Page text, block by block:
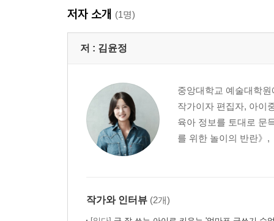
내게도 아낌없이 주는 존재가 있을까?
WRITING· 4 『아낌없이 주는 나무』를 읽고 글쓰
내 마음을 전하는 가장 확실한 방법은?
책 속 부록 학교 과제로 나오는 글쓰기 지도법 2 일
chapter3 위인전 제대로 읽고 제대로 글쓰기
위인전을 읽었지만 어떤 사람인지 설명하지 못하
잡스는 어떤 사람일까?
WRITING· 7 『발명가의 비밀』을 읽고 글쓰기
저자 소개 (1명)
저 : 김윤정
중앙대학교 예술대학
작가이자 편집자, 아이
육아 정보를 토대로 문
를 위한 놀이의 반란》,
작가와 인터뷰 (2개)